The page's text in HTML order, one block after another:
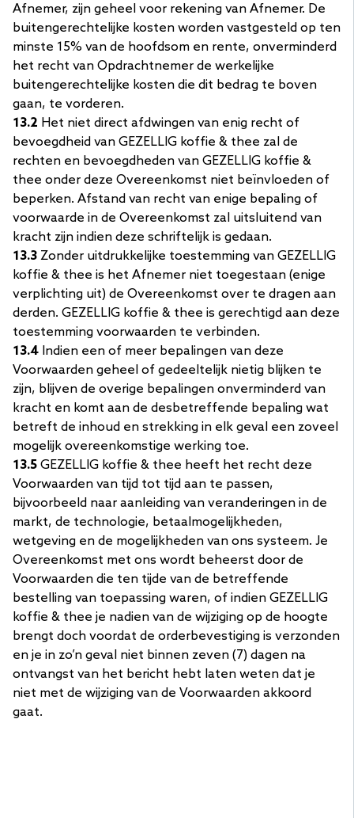
Afnemer, zijn geheel voor rekening van Afnemer. De
buitengerechtelijke kosten worden vastgesteld op ten
minste 15% van de hoofdsom en rente, onverminderd
het recht van Opdrachtnemer de werkelijke
buitengerechtelijke kosten die dit bedrag te boven
gaan, te vorderen.
13.2 Het niet direct afdwingen van enig recht of
bevoegdheid van GEZELLIG koffie & thee zal de
rechten en bevoegdheden van GEZELLIG koffie &
thee onder deze Overeenkomst niet beïnvloeden of
beperken. Afstand van recht van enige bepaling of
voorwaarde in de Overeenkomst zal uitsluitend van
kracht zijn indien deze schriftelijk is gedaan.
13.3 Zonder uitdrukkelijke toestemming van GEZELLIG
koffie & thee is het Afnemer niet toegestaan (enige
verplichting uit) de Overeenkomst over te dragen aan
derden. GEZELLIG koffie & thee is gerechtigd aan deze
toestemming voorwaarden te verbinden.
13.4 Indien een of meer bepalingen van deze
Voorwaarden geheel of gedeeltelijk nietig blijken te
zijn, blijven de overige bepalingen onverminderd van
kracht en komt aan de desbetreffende bepaling wat
betreft de inhoud en strekking in elk geval een zoveel
mogelijk overeenkomstige werking toe.
13.5 GEZELLIG koffie & thee heeft het recht deze
Voorwaarden van tijd tot tijd aan te passen,
bijvoorbeeld naar aanleiding van veranderingen in de
markt, de technologie, betaalmogelijkheden,
wetgeving en de mogelijkheden van ons systeem. Je
Overeenkomst met ons wordt beheerst door de
Voorwaarden die ten tijde van de betreffende
bestelling van toepassing waren, of indien GEZELLIG
koffie & thee je nadien van de wijziging op de hoogte
brengt doch voordat de orderbevestiging is verzonden
en je in zo’n geval niet binnen zeven (7) dagen na
ontvangst van het bericht hebt laten weten dat je
niet met de wijziging van de Voorwaarden akkoord
gaat.